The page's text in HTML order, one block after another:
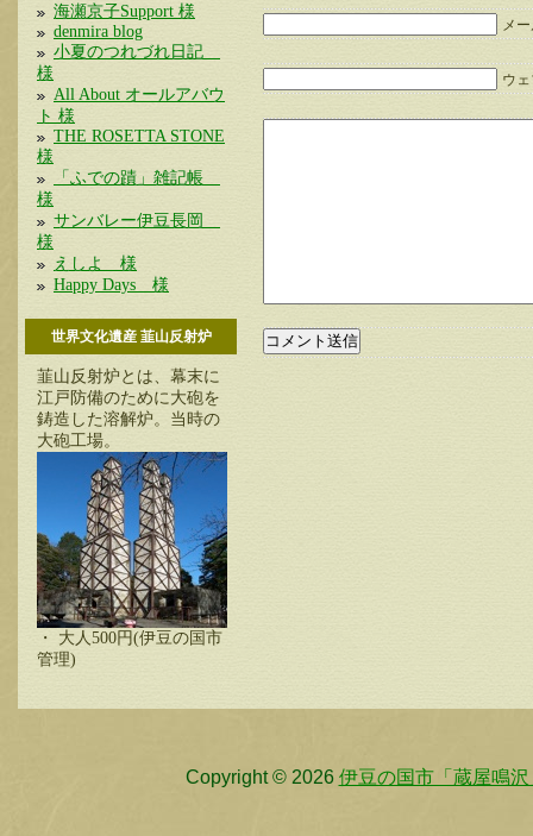
海瀬京子Support 様
denmira blog
小夏のつれづれ日記
様
All About オールアバウ
ト 様
THE ROSETTA STONE
様
「ふでの蹟」雑記帳
様
サンバレー伊豆長岡
様
えしよ 様
Happy Days 様
世界文化遺産 韮山反射炉
韮山反射炉とは、幕末に
江戸防備のために大砲を
鋳造した溶解炉。当時の
大砲工場。
・ 大人500円(伊豆の国市
管理)
メ
ウ
Copyright © 2026 伊豆の国市「蔵屋鳴